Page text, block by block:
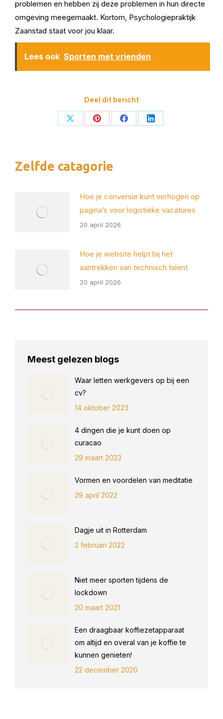
problemen en hebben zij deze problemen in hun directe
omgeving meegemaakt. Kortom, Psychologiepraktijk
Zaanstad staat voor jou klaar.
Lees ook Sporten met vrienden
Deel dit bericht
Deel
Deel
Deel
Deel
Zelfde catagorie
Hoe je conversie kunt verhogen op
pagina’s voor logistieke vacatures
20 april 2026
Hoe je website helpt bij het
aantrekken van technisch talent
20 april 2026
Meest gelezen blogs
Waar letten werkgevers op bij een
cv?
14 oktober 2023
4 dingen die je kunt doen op
curacao
29 maart 2023
Vormen en voordelen van meditatie
29 april 2022
Dagje uit in Rotterdam
2 februari 2022
Niet meer sporten tijdens de
lockdown
20 maart 2021
Een draagbaar koffiezetapparaat
om altijd en overal van je koffie te
kunnen genieten!
22 december 2020